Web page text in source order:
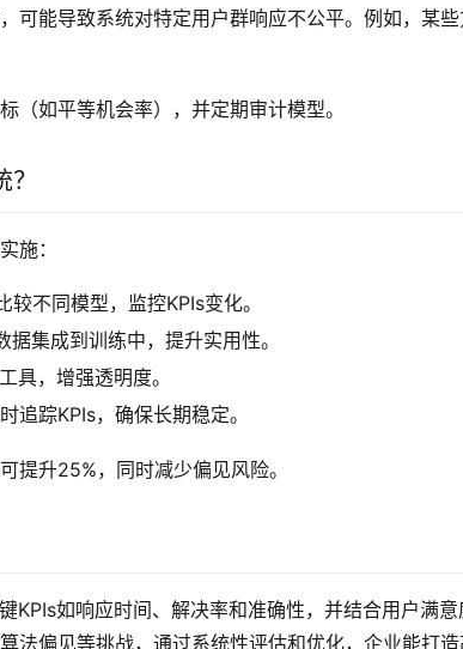
可能导致系统对特定用户群响应不公平。例如，某
（如平等机会率），并定期审计模型。
施：
较不同模型，监控KPIs变化。
据集成到训练中，提升实用性。
具，增强透明度。
追踪KPIs，确保长期稳定。
提升25%，同时减少偏见风险。
KPIs如响应时间、解决率和准确性，并结合用户满
法偏见等挑战，通过系统性评估和优化，企业能打